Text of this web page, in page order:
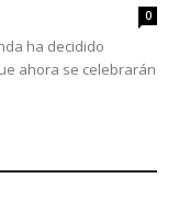
0
ha decidido
ahora se celebrarán